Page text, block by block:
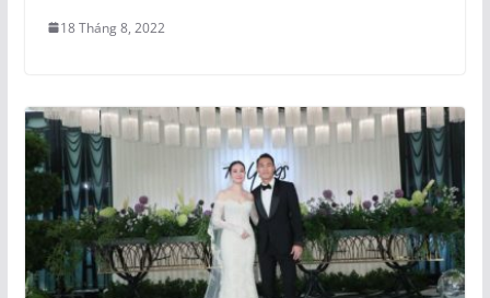
18 Tháng 8, 2022